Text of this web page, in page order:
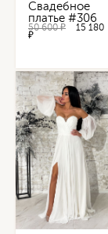
Свадебное
платье #306
50 600 ₽
15 180
₽